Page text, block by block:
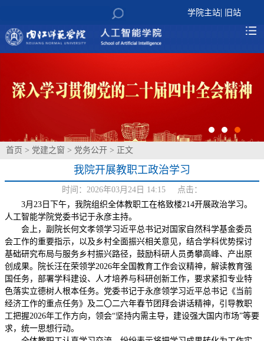
学院主站| 旧站
首页 > 党建之窗 > 党务公开 > 正文
我院开展教职工政治学习
时间：2026年03月24日 14:15 点击：
3月23日下午，我院组织全体教职工在格致楼214开展政治学习。
人工智能学院党委书记于永彦主持。
会上，副院长何文孝领学习近平总书记对国家自然科学基金委员
会工作的重要指示，以及乡村全面振兴相关意见，结合学科优势探讨
基础研究布局与服务乡村振兴路径，鼓励科研人员勇攀高峰、产出原
创成果。院长汪在荣领学2026年全国教育工作会议精神，解读教育强
国任务，部署学科建设、人才培养与科研创新工作，要求紧扣专业特
色落实立德树人根本任务。党委书记于永彦领学习近平总书记《当前
经济工作的重点任务》及二〇二六年春节团拜会讲话精神，引导教职
工把握2026年工作方向，领会“坚持内需主导，建设强大国内市场”等要
求，统一思想行动。